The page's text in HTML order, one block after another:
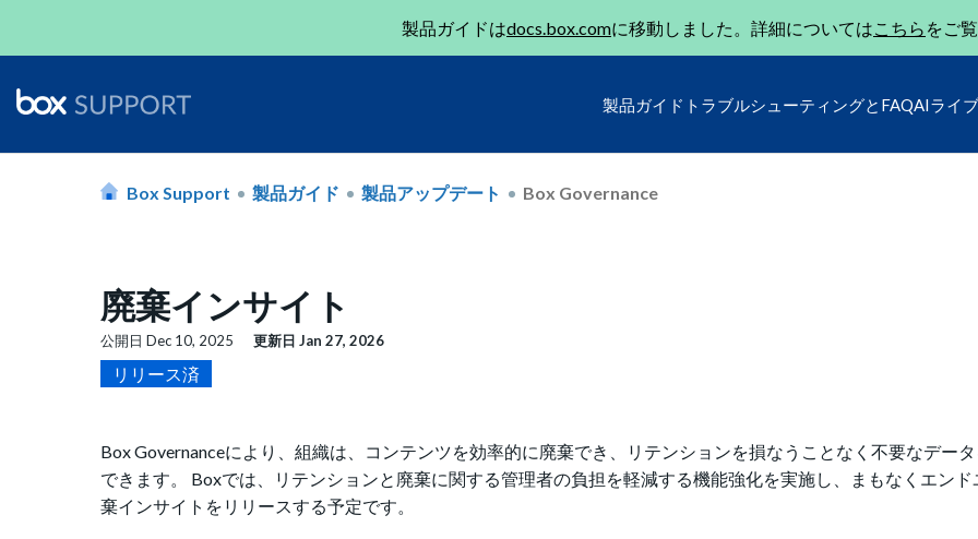
製品ガイドはdocs.box.comに移動しました。詳細についてはこちら をご
製品ガイド トラブルシューティングとFAQAIライ
Box Support 製品ガイド 製品アップデート Box Governance
廃棄インサイト
公開日 Dec 10, 2025 更新日 Jan 27, 2026
リリース済
Box Governanceにより、組織は、コンテンツを効率的に廃棄でき、リテンションを損なうことなく不要なデー
できます。 Boxでは、リテンションと廃棄に関する管理者の負担を軽減する機能強化を実施し、まもなくエン
棄インサイトをリリースする予定です。